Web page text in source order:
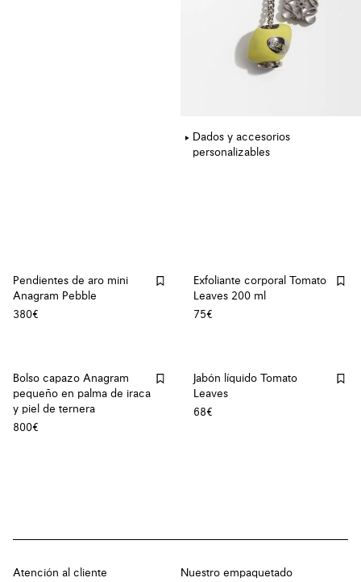
Dados y accesorios
personalizables
Pendientes de aro mini
Anagram Pebble
380€
Exfoliante corporal Tomato
Leaves 200 ml
75€
Bolso capazo Anagram
pequeño en palma de iraca
y piel de ternera
800€
Jabón líquido Tomato
Leaves
68€
Atención al cliente
Nuestro empaquetado